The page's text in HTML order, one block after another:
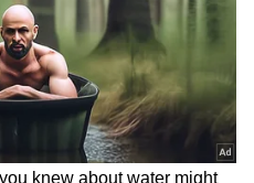
ఆకస్మిక ప్రయాణ
ఆలయాలు
అవాంతరాలు కలుగుతాయి.
సాగుతాయి. బంధువులతో